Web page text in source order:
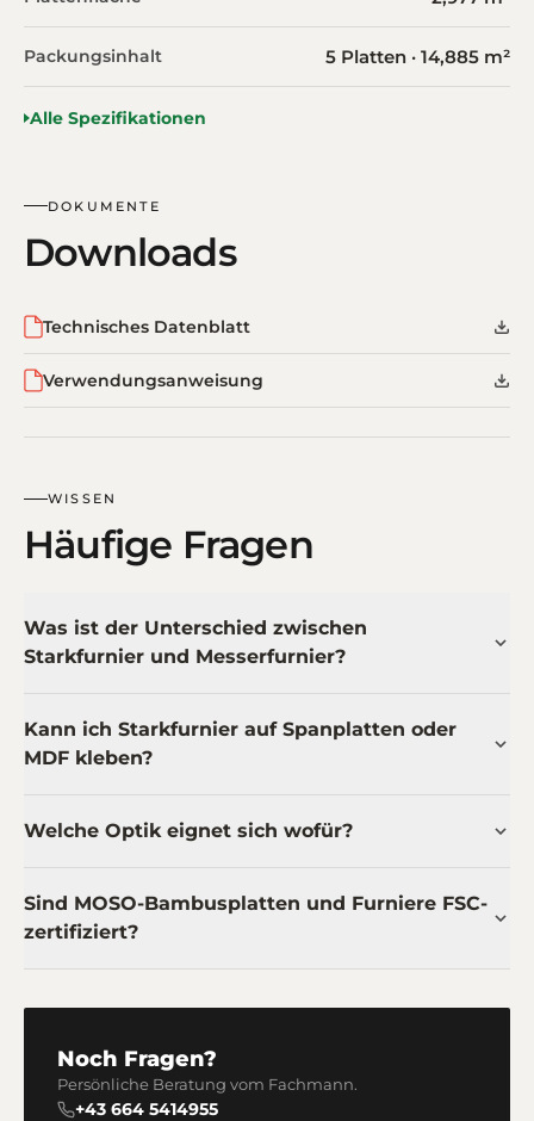
Packungsinhalt 5 Platten · 14,885 m²
Alle Spezifikationen
DOKUMENTE
Downloads
Technisches Datenblatt
Verwendungsanweisung
WISSEN
Häufige Fragen
Was ist der Unterschied zwischen
Starkfurnier und Messerfurnier?
Kann ich Starkfurnier auf Spanplatten oder
MDF kleben?
Welche Optik eignet sich wofür?
Sind MOSO-Bambusplatten und Furniere FSC-
zertifiziert?
Noch Fragen?
Persönliche Beratung vom Fachmann.
+43 664 5414955